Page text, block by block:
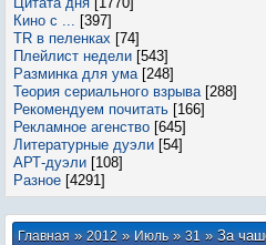
Кино с ... [397]
TR в пеленках [74]
Плейлист недели [543]
Разминка для ума [248]
Теория сериального взрыва [288]
Рекомендуем почитать [166]
Рекламное агенство [645]
Литературные дуэли [54]
АРТ-дуэли [108]
Разное [4291]
Главная»2012 » Июль » 31» За